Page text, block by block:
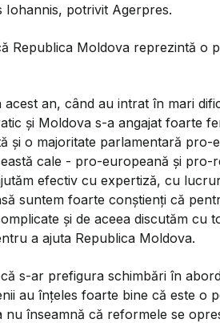
potrivit Agerpres.
Republica Moldova reprezintă o
acest an, când au intrat în mari
şi Moldova s-a angajat foarte
şi o majoritate parlamentară
cale - pro-europeană şi
efectiv cu expertiză, cu
suntem foarte conştienţi că
şi de aceea discutăm cu
a ajuta Republica Moldova.
s-ar prefigura schimbări în
au înţeles foarte bine că este o
nu înseamnă că reformele se